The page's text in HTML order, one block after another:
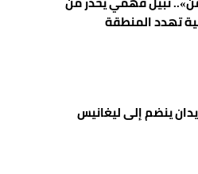
تهدد المنطقة
ينضم إلى ليغانيس